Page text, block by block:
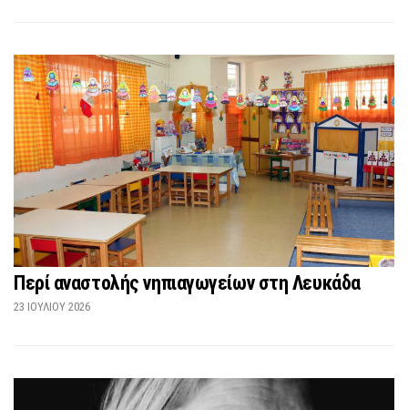
Περί αναστολής νηπιαγωγείων στη Λευκάδα
23 ΙΟΥΛΊΟΥ 2026